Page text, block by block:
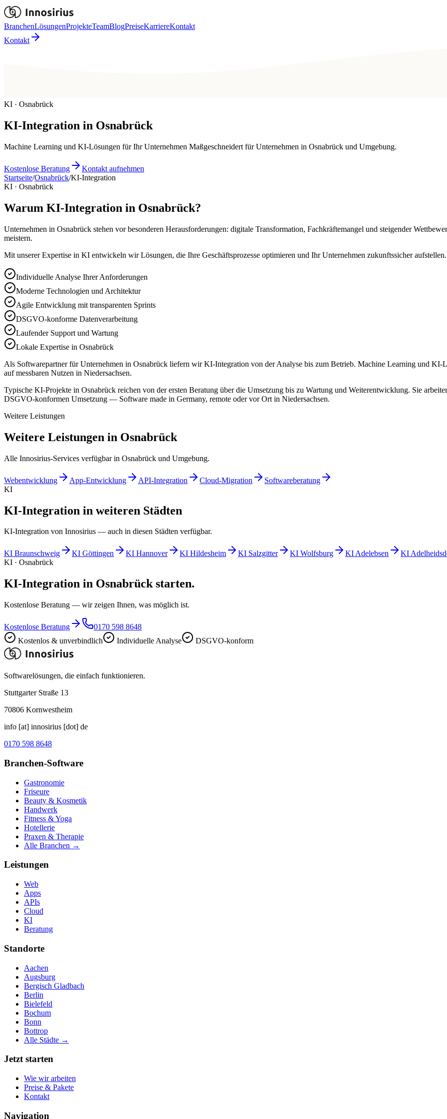
BranchenLösungenProjekteTeamBlogPreiseKarriereKontakt
Kontakt
KI · Osnabrück
KI-Integration in Osnabrück
Machine Learning und KI-Lösungen für Ihr Unternehmen Maßgeschneidert für Unternehmen in Osnabrück und Umgebung.
Kostenlose Beratung
Kontakt aufnehmen
Startseite/Osnabrück/KI-Integration
KI · Osnabrück
Warum KI-Integration in Osnabrück?
Unternehmen in Osnabrück stehen vor besonderen Herausforderungen: digitale Transformation, Fachkräftemangel und steigender
meistern.
Mit unserer Expertise in KI entwickeln wir Lösungen, die Ihre Geschäftsprozesse optimieren und Ihr Unternehmen zukunftssicher aufstellen.
Individuelle Analyse Ihrer Anforderungen
Moderne Technologien und Architektur
Agile Entwicklung mit transparenten Sprints
DSGVO-konforme Datenverarbeitung
Laufender Support und Wartung
Lokale Expertise in Osnabrück
Als Softwarepartner für Unternehmen in Osnabrück liefern wir KI-Integration von der Analyse bis zum Betrieb. Machine Learning und KI-
auf messbaren Nutzen in Niedersachsen.
Typische KI-Projekte in Osnabrück reichen von der ersten Beratung über die Umsetzung bis zu Wartung und Weiterentwicklung. Sie
DSGVO-konformen Umsetzung — Software made in Germany, remote oder vor Ort in Niedersachsen.
Weitere Leistungen
Weitere Leistungen in Osnabrück
Alle Innosirius-Services verfügbar in Osnabrück und Umgebung.
Webentwicklung App-Entwicklung API-Integration Cloud-Migration
Softwareberatung
KI
KI-Integration in weiteren Städten
KI-Integration von Innosirius — auch in diesen Städten verfügbar.
KI Braunschweig KI Göttingen KI Hannover KI Hildesheim KI Salzgitter KI Wolfsburg KIAdelebsen KI
KI · Osnabrück
KI-Integration in Osnabrück starten.
Kostenlose Beratung — wir zeigen Ihnen, was möglich ist.
Kostenlose Beratung
0170 598 8648
Kostenlos & unverbindlich
Individuelle Analyse DSGVO-konform
Softwarelösungen, die einfach funktionieren.
Stuttgarter Straße 13
70806 Kornwestheim
info [at] innosirius [dot] de
0170 598 8648
Branchen-Software
Gastronomie
Friseure
Beauty & Kosmetik
Handwerk
Fitness & Yoga
Hotellerie
Praxen & Therapie
Alle Branchen →
Leistungen
Web
Apps
APIs
Cloud
KI
Beratung
Standorte
Aachen
Augsburg
Bergisch Gladbach
Berlin
Bielefeld
Bochum
Bonn
Bottrop
Alle Städte →
Jetzt starten
Wie wir arbeiten
Preise & Pakete
Kontakt
Navigation